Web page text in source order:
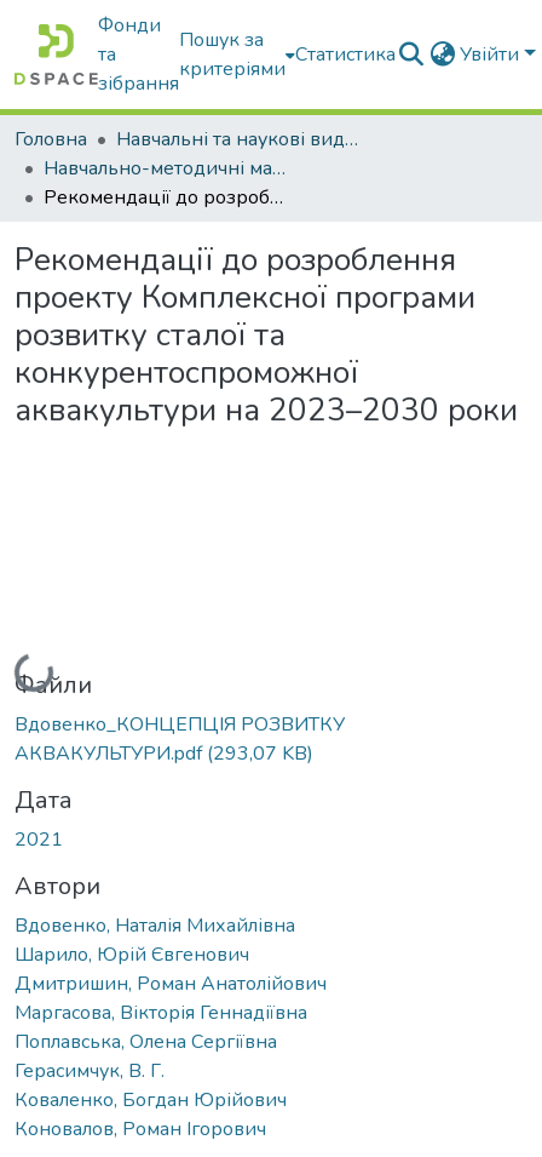
Фонди
та
зібрання
Пошук за
критеріями
Статистика Увійти
Головна
Навчальні та наукові видання
Навчально-методичні матеріали
Рекомендації до розроблення проекту Комплексної програми розвитку сталої та конкурентоспроможної аквакультури на 2023–2030 роки
Рекомендації до розроблення
проекту Комплексної програми
розвитку сталої та
конкурентоспроможної
аквакультури на 2023–2030 роки
Вантажиться...
Файли
Вдовенко_КОНЦЕПЦІЯ РОЗВИТКУ
АКВАКУЛЬТУРИ.pdf(293,07 KB)
Дата
2021
Автори
Вдовенко, Наталія Михайлівна
Шарило, Юрій Євгенович
Дмитришин, Роман Анатолійович
Маргасова, Вікторія Геннадіївна
Поплавська, Олена Сергіївна
Герасимчук, В. Г.
Коваленко, Богдан Юрійович
Коновалов, Роман Ігорович